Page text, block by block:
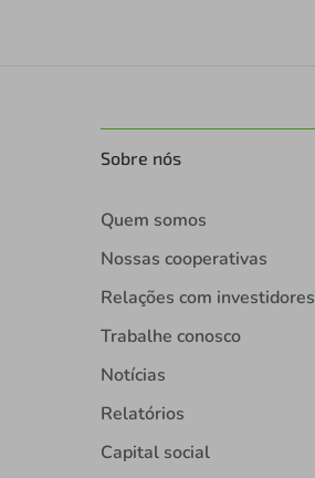
Sobre nós
Quem somos
Nossas cooperativas
Relações com investidores
Trabalhe conosco
Notícias
Relatórios
Capital social